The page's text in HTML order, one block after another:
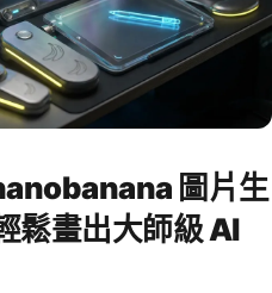
圖片生
鬆畫出大師級 AI